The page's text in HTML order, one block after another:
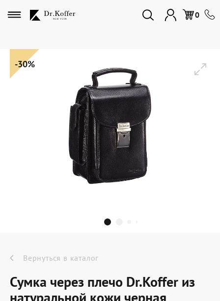
0
Избранное
Дорожная коллекция
Мужская коллекция
Женская коллекция
Подарки и сувениры
Dr.Koffer Outlet
Новинки
Акции
-30%
Вернуться в каталог
Сумка через плечо Dr.Koffer из
натуральной кожи черная